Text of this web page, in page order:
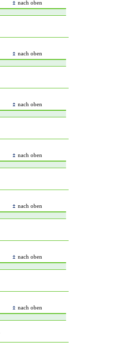
nach oben
nach oben
nach oben
nach oben
nach oben
nach oben
nach oben